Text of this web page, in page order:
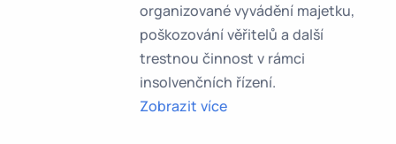
organizované vyvádění majetku,
poškozování věřitelů a další
trestnou činnost v rámci
insolvenčních řízení.
Zobrazit více